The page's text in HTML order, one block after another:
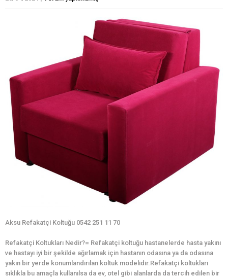
Aksu Refakatçi Koltuğu 0542 251 11 70
Refakatçi Koltukları Nedir?= Refakatçi koltuğu hastanelerde hasta yakını
ve hastayı iyi bir şekilde ağırlamak için hastanın odasına ya da odasına
yakın bir yerde konumlandırılan koltuk modelidir.Refakatçi koltukları
sıklıkla bu amaçla kullanılsa da ev, otel gibi alanlarda da tercih edilen bir